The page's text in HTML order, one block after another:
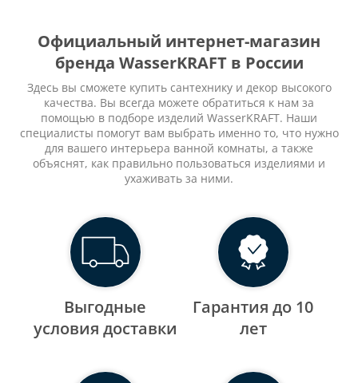
Официальный интернет-магазин
бренда WasserKRAFT в России
Здесь вы сможете купить сантехнику и декор высокого
качества. Вы всегда можете обратиться к нам за
помощью в подборе изделий WasserKRAFT. Наши
специалисты помогут вам выбрать именно то, что нужно
для вашего интерьера ванной комнаты, а также
объяснят, как правильно пользоваться изделиями и
ухаживать за ними.
Выгодные
уcловия доставки
Гарантия до 10
лет